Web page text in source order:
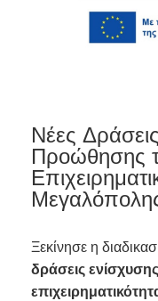
Νέες
Προώθησης
Ξεκίνησε η
δράσεις